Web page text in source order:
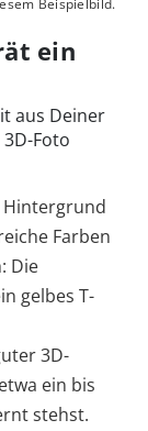
Beispielbild.
ein
aus Deiner
Foto
Hintergrund
Farben
Die
gelbes T-
3D-
ein bis
stehst.